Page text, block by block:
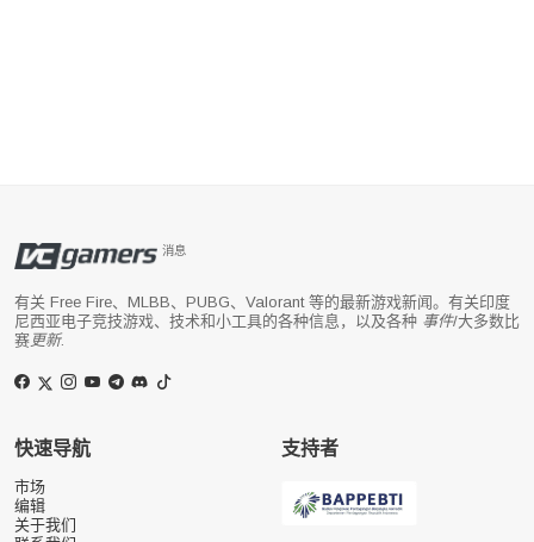
消息
有关 Free Fire、MLBB、PUBG、Valorant 等的最新游戏新闻。有关印度
尼西亚电子竞技游戏、技术和小工具的各种信息，以及各种 事件/大多数比
赛 更新.
快速导航
市场
编辑
关于我们
支持者